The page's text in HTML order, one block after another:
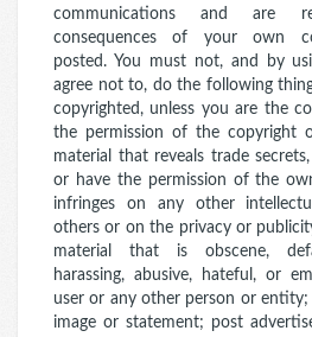
communications and are
consequences of your own
posted. You must not, and by
agree not to, do the following
copyrighted, unless you are the
the permission of the copyright
material that reveals trade
or have the permission of the
infringes on any other
others or on the privacy or
material that is obscene,
harassing, abusive, hateful, or
user or any other person or
image or statement; post